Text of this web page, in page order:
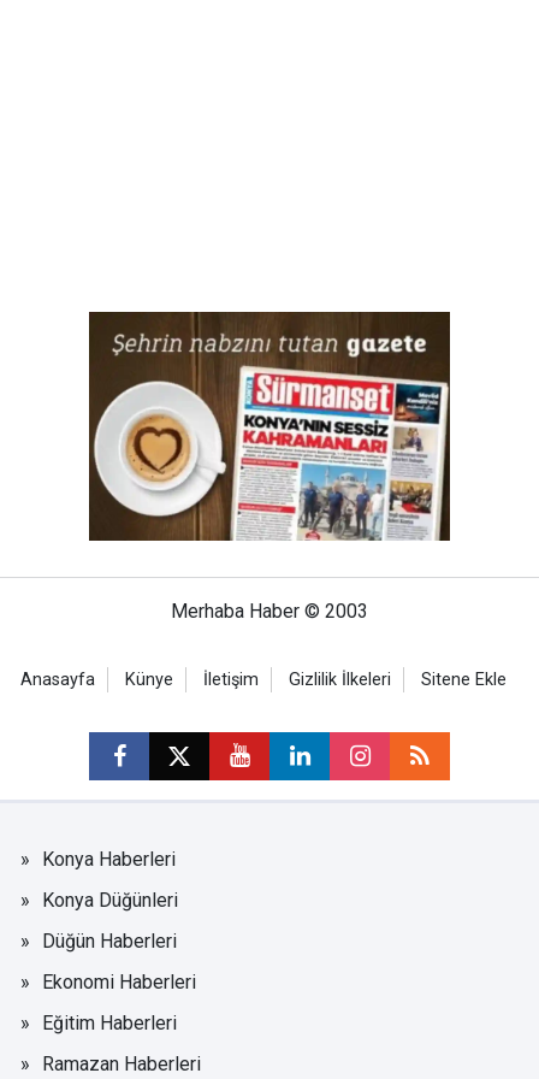
Merhaba Haber © 2003
Anasayfa Künye İletişim Gizlilik İlkeleri Sitene Ekle
Konya Haberleri
Konya Düğünleri
Düğün Haberleri
Ekonomi Haberleri
Eğitim Haberleri
Ramazan Haberleri